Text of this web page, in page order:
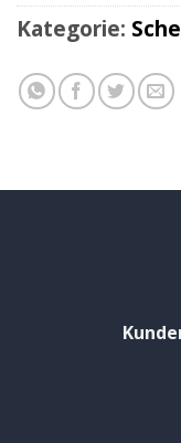
Kategorie: